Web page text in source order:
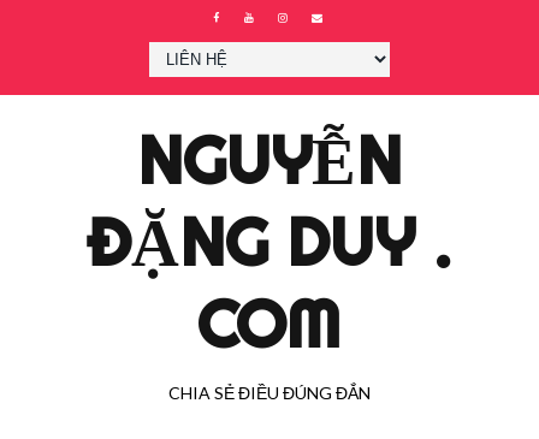
NGUYỄN
ĐẶNG DUY .
COM
CHIA SẺ ĐIỀU ĐÚNG ĐẮN